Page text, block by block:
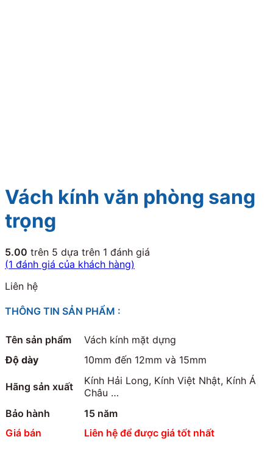
Vách kính văn phòng sang
trọng
5.00 trên 5 dựa trên 1 đánh giá
(1 đánh giá của khách hàng)
Liên hệ
THÔNG TIN SẢN PHẨM :
Tên sản phẩm
Vách kính mặt dựng
Độ dày
10mm đến 12mm và 15mm
Hãng sản xuất
Kính Hải Long, Kính Việt Nhật, Kính Á
Châu …
Bảo hành
15 năm
Giá bán
Liên hệ để được giá tốt nhất